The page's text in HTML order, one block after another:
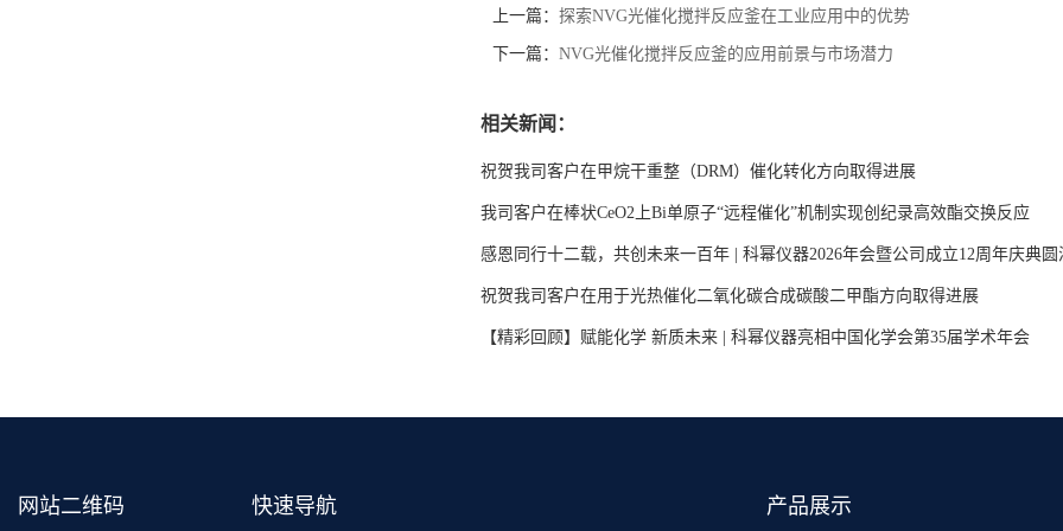
上一篇： 探索NVG光催化搅拌反应釜在工业应用中的优势
下一篇： NVG光催化搅拌反应釜的应用前景与市场潜力
相关新闻：
祝贺我司客户在甲烷干重整（DRM）催化转化方向取得进展
我司客户在棒状CeO2上Bi单原子“远程催化”机制实现创纪录高效酯交换反应
感恩同行十二载，共创未来一百年 | 科幂仪器2026年会暨公司成立12周年庆典圆
祝贺我司客户在用于光热催化二氧化碳合成碳酸二甲酯方向取得进展
【精彩回顾】赋能化学 新质未来 | 科幂仪器亮相中国化学会第35届学术年会
网站二维码 快速导航 产品展示